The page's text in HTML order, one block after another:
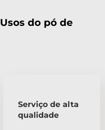
do pó de
Serviço de alta
qualidade